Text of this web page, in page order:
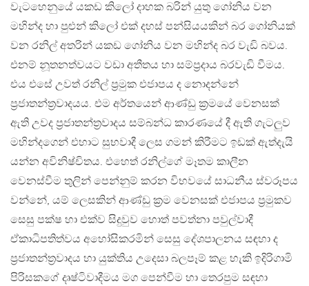
වැටහෙනුයේ යකඩ කිලෝ දාහක බරින් යුතු ගෝනිය වන
මහින්ද හා පුළුන් කිලෝ එක් දහස් පන්සියයකින් බර ගෝනියක්
වන රනිල් අතරින් යකඩ ගෝනිය වන මහින්ද බර වැඩි බවය.
එනම් නූතනත්වයට වඩා අතීතය හා සම්ප්‍රදාය බරවැඩි වීමය.
එය එසේ උවත් රනිල් ප්‍රමුක එජාපය ද නොදන්නේ
ප්‍රජාතන්ත්‍රවාදයය. එම අර්තයෙන් ආණ්ඩු ක්‍රමයේ වෙනසක්
ඇති උවද ප්‍රජාතන්ත්‍රවාදය සම්බන්ධ කාරණයේ දී ඇති ගැටලුව
මහින්දගෙන් එහාට සුභවාදී ලෙස ගමන් කිරීමට ඉඩක් ඇත්දැයි
යන්න අවිනිෂ්චිතය. එහෙත් රනිල්ගේ මෑතම කාලීන
වෙනස්වීම තුලින් පෙන්නුම් කරන විභවයේ සාධනීය ස්වරූපය
වන්නේ, යම් ලෙසකින් ආණ්ඩු ක්‍රම වෙනසක් එජාපය ප්‍රමුකව
සෙසු පක්ෂ හා එක්ව සිදුවුව හොත් පවත්නා පවුල්වාදී
ඒකාධිපතිත්වය අහෝසිකරමින් සෙසු දේශපාලනය සඳහා ද
ප්‍රජාතන්ත්‍රවාදය හා යුක්තිය උදෙසා බලපෑම් කළ හැකි ඉදිරිගාමි
පිරිසකගේ දෘෂ්ටිවාදීමය මග පෙන්වීම හා තෙරපුම සඳහා